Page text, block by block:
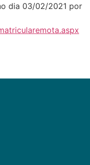
dia 03/02/2021 por